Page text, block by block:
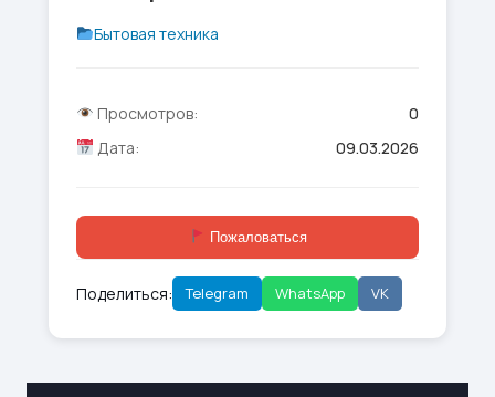
Бытовая техника
Просмотров:
0
Дата:
09.03.2026
Пожаловаться
Поделиться: Telegram WhatsApp VK